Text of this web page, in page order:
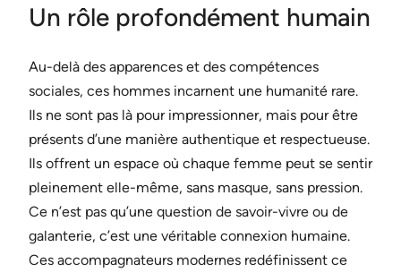
Un rôle profondément humain
Au-delà des apparences et des compétences
sociales, ces hommes incarnent une humanité rare.
Ils ne sont pas là pour impressionner, mais pour être
présents d’une manière authentique et respectueuse.
Ils offrent un espace où chaque femme peut se sentir
pleinement elle-même, sans masque, sans pression.
Ce n’est pas qu’une question de savoir-vivre ou de
galanterie, c’est une véritable connexion humaine.
Ces accompagnateurs modernes redéfinissent ce